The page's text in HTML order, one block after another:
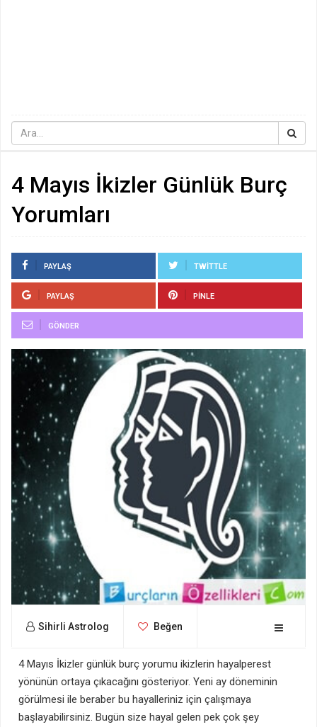
4 Mayıs İkizler Günlük Burç
Yorumları
PAYLAŞ TWITTLE
PAYLAŞ PINLE
GÖNDER
Sihirli Astrolog Beğen
4 Mayıs İkizler günlük burç yorumu ikizlerin hayalperest
yönünün ortaya çıkacağını gösteriyor. Yeni ay döneminin
görülmesi ile beraber bu hayalleriniz için çalışmaya
başlayabilirsiniz. Bugün size hayal gelen pek çok şey